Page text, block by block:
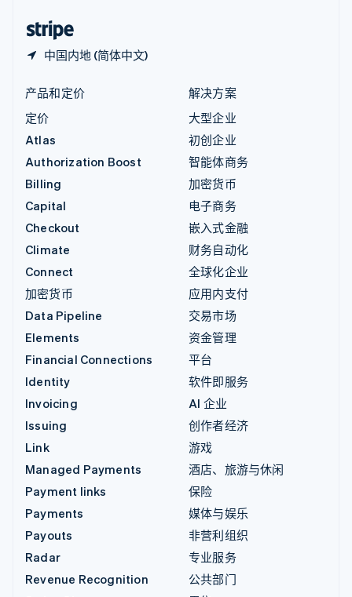
中国内地 (简体中文)
产品和定价
定价
Atlas
Authorization Boost
Billing
Capital
Checkout
Climate
Connect
加密货币
Data Pipeline
Elements
Financial Connections
Identity
Invoicing
Issuing
Link
Managed Payments
Payment links
Payments
Payouts
Radar
Revenue Recognition
解决方案
大型企业
初创企业
智能体商务
加密货币
电子商务
嵌入式金融
财务自动化
全球化企业
应用内支付
交易市场
资金管理
平台
软件即服务
AI 企业
创作者经济
游戏
酒店、旅游与休闲
保险
媒体与娱乐
非营利组织
专业服务
公共部门